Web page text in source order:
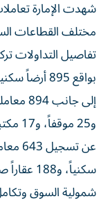
مختلف القطاعات
شمولية السوق